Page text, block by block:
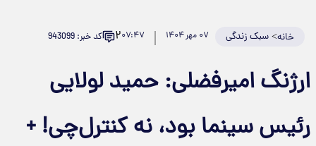
خانه>سبک زندگی ۰۷ مهر ۱۴۰۴ ۰۷:۴۷۲ کد خبر: 943099
ارژنگ امیرفضلی: حمید لولایی
رئیس سینما بود، نه کنترل‌چی! +